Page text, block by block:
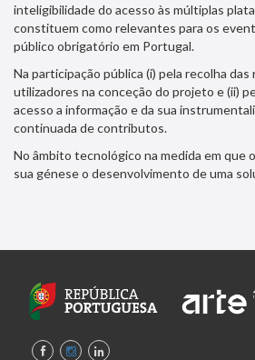
inteligibilidade do acesso às múltiplas
constituem como relevantes para os
público obrigatório em Portugal.
Na participação pública (i) pela recolha
utilizadores na conceção do projeto e (ii)
acesso a informação e da sua
continuada de contributos.
No âmbito tecnológico na medida em que
sua génese o desenvolvimento de uma